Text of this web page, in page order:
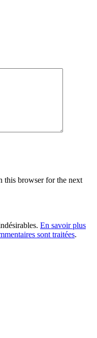
this browser for the next
En savoir plus
sont traitées.